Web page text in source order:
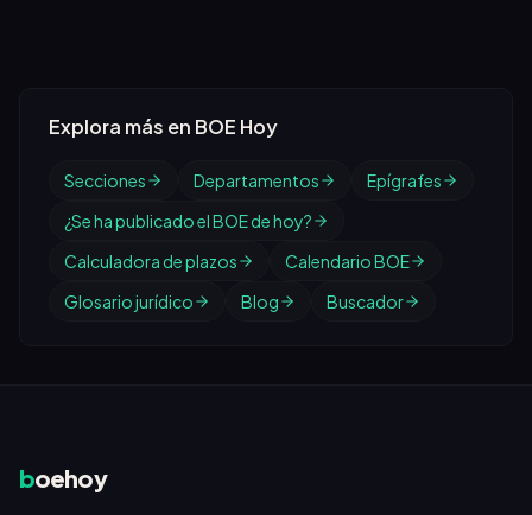
Explora más en BOE Hoy
Secciones Departamentos
Epígrafes
¿Se ha publicado el BOE de hoy?
Calculadora de plazos
Calendario BOE
Glosario jurídico
Blog Buscador
boehoy